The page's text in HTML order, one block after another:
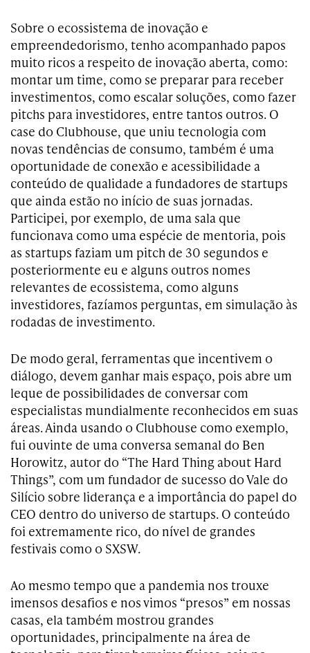
Sobre o ecossistema de inovação e
empreendedorismo, tenho acompanhado papos
muito ricos a respeito de inovação aberta, como:
montar um time, como se preparar para receber
investimentos, como escalar soluções, como fazer
pitchs para investidores, entre tantos outros. O
case do Clubhouse, que uniu tecnologia com
novas tendências de consumo, também é uma
oportunidade de conexão e acessibilidade a
conteúdo de qualidade a fundadores de startups
que ainda estão no início de suas jornadas.
Participei, por exemplo, de uma sala que
funcionava como uma espécie de mentoria, pois
as startups faziam um pitch de 30 segundos e
posteriormente eu e alguns outros nomes
relevantes de ecossistema, como alguns
investidores, fazíamos perguntas, em simulação às
rodadas de investimento.
De modo geral, ferramentas que incentivem o
diálogo, devem ganhar mais espaço, pois abre um
leque de possibilidades de conversar com
especialistas mundialmente reconhecidos em suas
áreas. Ainda usando o Clubhouse como exemplo,
fui ouvinte de uma conversa semanal do Ben
Horowitz, autor do “The Hard Thing about Hard
Things”, com um fundador de sucesso do Vale do
Silício sobre liderança e a importância do papel do
CEO dentro do universo de startups. O conteúdo
foi extremamente rico, do nível de grandes
festivais como o SXSW.
Ao mesmo tempo que a pandemia nos trouxe
imensos desafios e nos vimos “presos” em nossas
casas, ela também mostrou grandes
oportunidades, principalmente na área de